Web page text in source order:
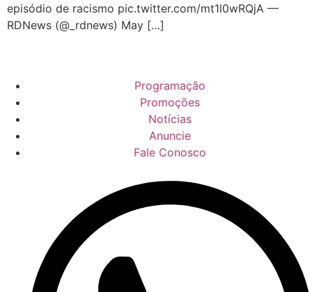
episódio de racismo pic.twitter.com/mt1l0wRQjA —
RDNews (@_rdnews) May […]
Programação
Promoções
Notícias
Anuncie
Fale Conosco